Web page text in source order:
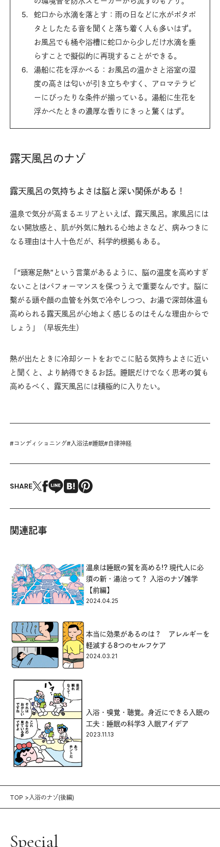
蛇口から水滴を落とす：雨の日などに水がポタポ
タとしたたる音を聞くと落ち着く人も多いはず。
お風呂でも桶や浴槽に蛇口から少しだけ水滴を垂
らすことで擬似的に再現することができる。
湯船に花を浮かべる：お風呂の温かさと浴室の湿
度の高さは匂いが引き立ちやすく、アロマテラピ
ーにぴったりな条件が揃っている。湯船に生花を
浮かべたときの濃厚な香りにきっと驚くはず。
露天風呂のナゾ
露天風呂の気持ちよさは脳と深い関係がある！
温泉で気分が高まるエリアといえば、露天風呂。家風呂には
ない開放感と、肌が外気に触れる心地よさなど、病みつきに
なる理由は十人十色だが、科学的根拠もある。
「“頭寒足熱”という言葉があるように、脳の温度を高めすぎ
ないことはパフォーマンスを保つうえで重要なんです。脳に
繫がる頭や顔の血管を外気で冷やしつつ、お湯で深部体温も
高められる露天風呂が心地よく感じるのはそんな理由からで
しょう」（早坂先生）
熱が出たときに冷却シートをおでこに貼る気持ちよさに近い
と聞くと、より納得できるお話。睡眠だけでなく思考の質も
高めるべく、露天風呂には積極的に入りたい。
#コンディショニング#入浴法#睡眠#自律神経
SHARE
関連記事
温泉は睡眠の質を高める!? 現代人に必
須の新・湯治って？ 入浴のナゾ雑学
【前編】
2024.04.25
本当に効果があるのは？ アレルギーを
軽減する8つのセルフケア
2024.03.21
入浴・嗅覚・聴覚。身近にできる入眠の
工夫：睡眠の科学3 入眠アイデア
2023.11.13
TOP 入浴のナゾ(後編)
Special